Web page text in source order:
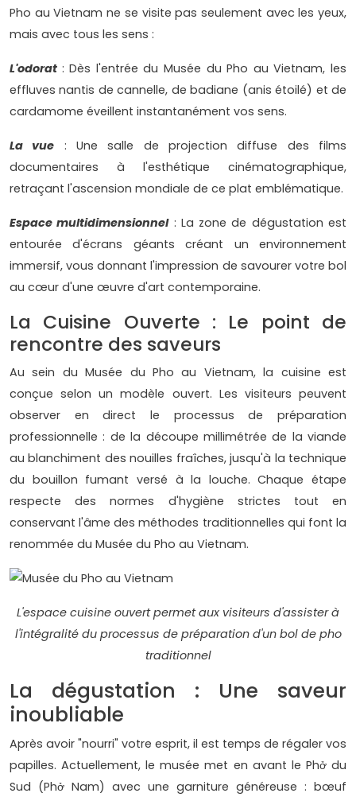
Pho au Vietnam ne se visite pas seulement avec les yeux,
mais avec tous les sens :
L'odorat : Dès l'entrée du Musée du Pho au Vietnam, les
effluves nantis de cannelle, de badiane (anis étoilé) et de
cardamome éveillent instantanément vos sens.
La vue : Une salle de projection diffuse des films
documentaires à l'esthétique cinématographique,
retraçant l'ascension mondiale de ce plat emblématique.
Espace multidimensionnel: La zone de dégustation est
entourée d'écrans géants créant un environnement
immersif, vous donnant l'impression de savourer votre bol
au cœur d'une œuvre d'art contemporaine.
La Cuisine Ouverte : Le point de
rencontre des saveurs
Au sein du Musée du Pho au Vietnam, la cuisine est
conçue selon un modèle ouvert. Les visiteurs peuvent
observer en direct le processus de préparation
professionnelle : de la découpe millimétrée de la viande
au blanchiment des nouilles fraîches, jusqu'à la technique
du bouillon fumant versé à la louche. Chaque étape
respecte des normes d'hygiène strictes tout en
conservant l'âme des méthodes traditionnelles qui font la
renommée du Musée du Pho au Vietnam.
L'espace cuisine ouvert permet aux visiteurs d'assister à
l'intégralité du processus de préparation d'un bol de pho
traditionnel
La dégustation : Une saveur
inoubliable
Après avoir "nourri" votre esprit, il est temps de régaler vos
papilles. Actuellement, le musée met en avant le Phở du
Sud (Phở Nam) avec une garniture généreuse : bœuf